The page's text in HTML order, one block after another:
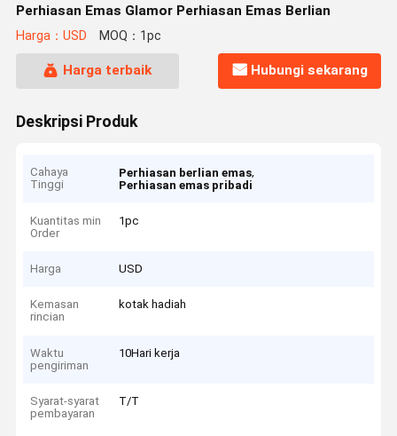
Perhiasan Emas Glamor Perhiasan Emas Berlian
Harga：USD MOQ：1pc
Harga terbaik Hubungi sekarang
Deskripsi Produk
Cahaya
Tinggi
Perhiasan berlian emas,
Perhiasan emas pribadi
Kuantitas min
Order
1pc
Harga USD
Kemasan
rincian
kotak hadiah
Waktu
pengiriman
10Hari kerja
Syarat-syarat
pembayaran
T/T